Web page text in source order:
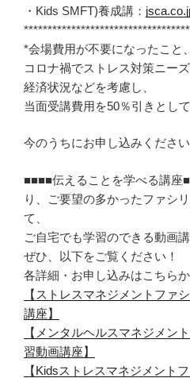
・Kids SMFT)養成講：
*会場費用が不要になったこと、
コロナ禍でストレス対策ニー
経済状況などを考慮し、
当面受講費用を50％引きとして
今のうちにお申し込みください
■■■■伝えることを学べる講
り、ご要望の多かったファシ
て、
ご自宅でも学習のできる動画
ぜひ、以下をご覧ください！
各詳細・お申し込みはこちら
【ストレスマネジメントファ
講座】
【メンタルヘルスマネジメン
習動画講座】
【Kidsストレスマネジメント